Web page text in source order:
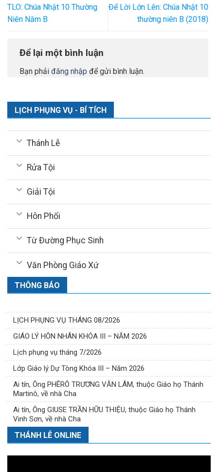
TLO: Chúa Nhật 10 Thường
Niên Năm B
Để Lời Lớn Lên: Chúa Nhật 10
thường niên B (2018)
Để lại một bình luận
Bạn phải đăng nhập để gửi bình luận.
LỊCH PHỤNG VỤ - BÍ TÍCH
Thánh Lễ
Rửa Tội
Giải Tội
Hôn Phối
Từ Đường Phục Sinh
Văn Phòng Giáo Xứ
THÔNG BÁO
LỊCH PHỤNG VỤ THÁNG 08/2026
GIÁO LÝ HÔN NHÂN KHÓA III – NĂM 2026
Lịch phụng vụ tháng 7/2026
Lớp Giáo lý Dự Tòng Khóa III – Năm 2026
Ai tín, Ông PHÊRÔ TRƯƠNG VĂN LÂM, thuộc Giáo họ Thánh
Martinô, về nhà Cha
Ai tín, Ông GIUSE TRẦN HỮU THIỆU, thuộc Giáo họ Thánh
Vinh Sơn, về nhà Cha
THÁNH LỄ ONLINE